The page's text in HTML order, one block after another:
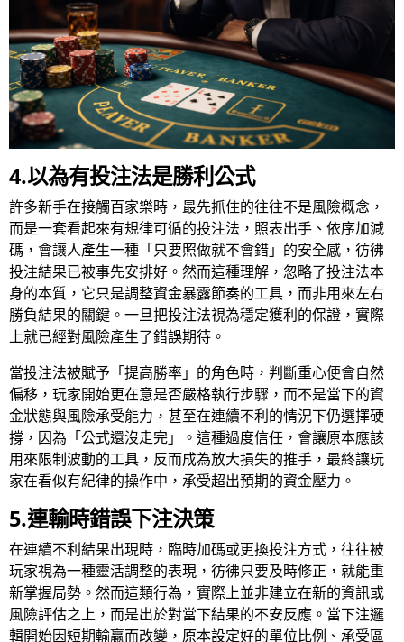
4.以為有投注法是勝利公式
許多新手在接觸百家樂時，最先抓住的往往不是風險概念，
而是一套看起來有規律可循的投注法，照表出手、依序加減
碼，會讓人產生一種「只要照做就不會錯」的安全感，彷彿
投注結果已被事先安排好。然而這種理解，忽略了投注法本
身的本質，它只是調整資金暴露節奏的工具，而非用來左右
勝負結果的關鍵。一旦把投注法視為穩定獲利的保證，實際
上就已經對風險產生了錯誤期待。
當投注法被賦予「提高勝率」的角色時，判斷重心便會自然
偏移，玩家開始更在意是否嚴格執行步驟，而不是當下的資
金狀態與風險承受能力，甚至在連續不利的情況下仍選擇硬
撐，因為「公式還沒走完」。這種過度信任，會讓原本應該
用來限制波動的工具，反而成為放大損失的推手，最終讓玩
家在看似有紀律的操作中，承受超出預期的資金壓力。
5.連輸時錯誤下注決策
在連續不利結果出現時，臨時加碼或更換投注方式，往往被
玩家視為一種靈活調整的表現，彷彿只要及時修正，就能重
新掌握局勢。然而這類行為，實際上並非建立在新的資訊或
風險評估之上，而是出於對當下結果的不安反應。當下注邏
輯開始因短期輸贏而改變，原本設定好的單位比例、承受區